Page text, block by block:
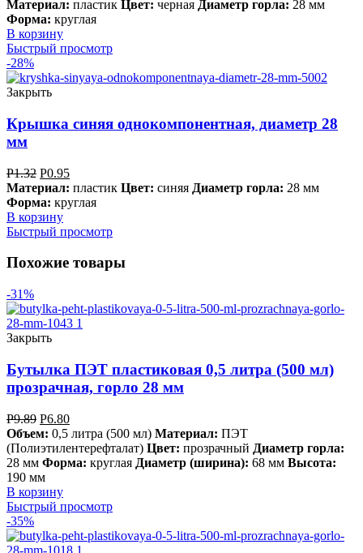
Материал: пластик Цвет: черная Диаметр горла: 28 мм
Форма: круглая
В корзину
Быстрый просмотр
-28%
Закрыть
Крышка синяя однокомпонентная, диаметр 28
мм
Р1.32 Р0.95
Материал: пластик Цвет: синяя Диаметр горла: 28 мм
Форма: круглая
В корзину
Быстрый просмотр
Похожие товары
-31%
Закрыть
Бутылка ПЭТ пластиковая 0,5 литра (500 мл)
прозрачная, горло 28 мм
Р9.89 Р6.80
Объем: 0,5 литра (500 мл) Материал: ПЭТ
(Полиэтилентерефталат) Цвет: прозрачный Диаметр горла:
28 мм Форма: круглая Диаметр (ширина): 68 мм Высота:
190 мм
В корзину
Быстрый просмотр
-35%